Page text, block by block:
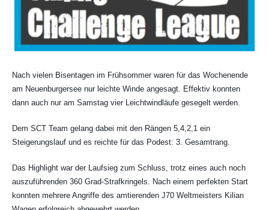
Nach vielen Bisentagen im Frühsommer waren für das Wochenende
am Neuenburgersee nur leichte Winde angesagt. Effektiv konnten
dann auch nur am Samstag vier Leichtwindläufe gesegelt werden.
Dem SCT Team gelang dabei mit den Rängen 5,4,2,1 ein
Steigerungslauf und es reichte für das Podest: 3. Gesamtrang.
Das Highlight war der Laufsieg zum Schluss, trotz eines auch noch
auszuführenden 360 Grad-Strafkringels. Nach einem perfekten Start
konnten mehrere Angriffe des amtierenden J70 Weltmeisters Kilian